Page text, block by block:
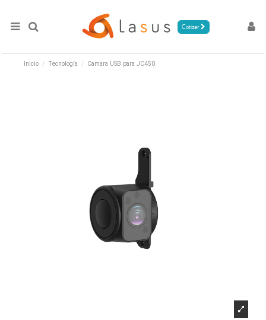
Cotizar
Inicio Tecnología Camara USB para JC450